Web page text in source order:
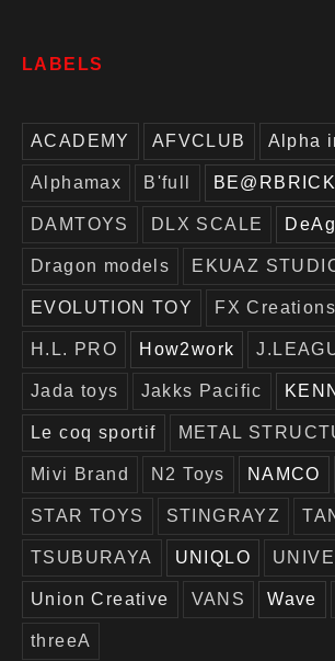
LABELS
ACADEMY AFVCLUB Alpha
Alphamax B'full BE@RBRICK
DAMTOYS DLX SCALE
Dragon models EKUAZ
EVOLUTION TOY FX Creations
H.L. PRO How2work
Jada toys Jakks Pacific
Le coq sportif METAL
Mivi Brand N2 Toys NAMCO
STAR TOYS STINGRAYZ
TSUBURAYA UNIQLO
Union Creative VANS Wave
threeA